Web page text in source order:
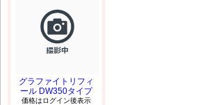
グラファイトリフィ
ール DW350タイプ
価格はログイン後表示